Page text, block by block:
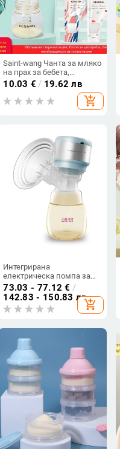
Saint-wang Чанта за мляко
на прах за бебета,
преносими еднократни
торбички за формула и
запечатани чанти за
съхранение, подходящи
Друг, баркод: Друг
10.03 € / 19.62 лв
add_shopping_cart
Интегрирана
електрическа помпа за
кърма, Piggy Carter, PP
материал, без адаптер за
захранване
73.03 - 77.12 € /
142.83 - 150.83 лв
add_shopping_cart